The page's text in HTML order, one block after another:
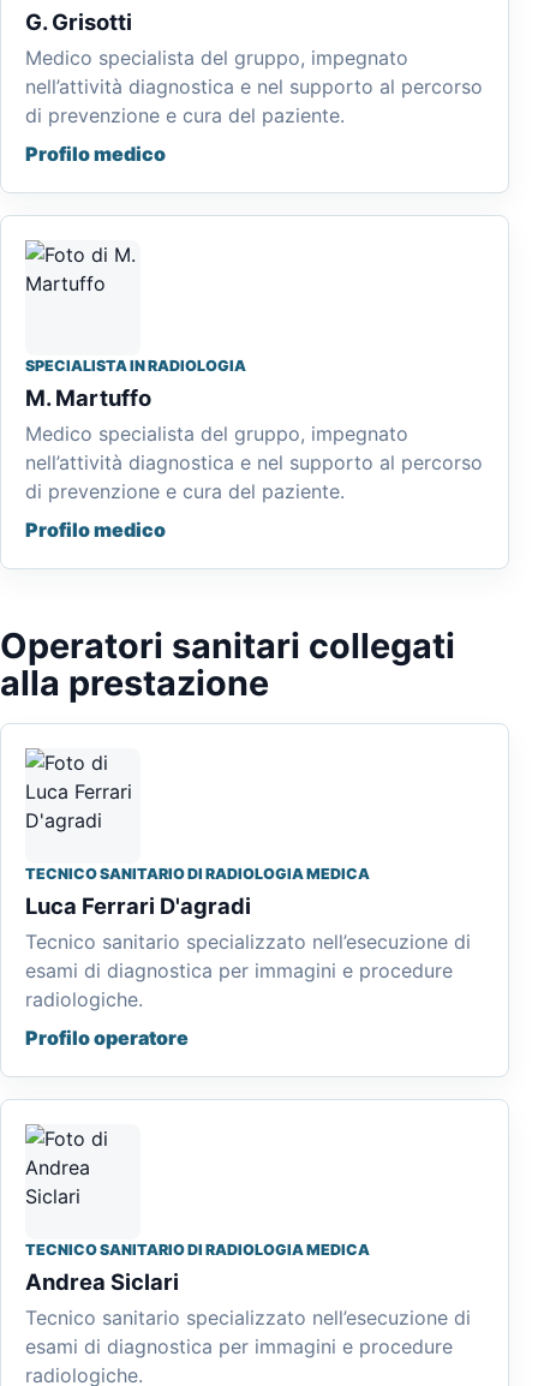
G. Grisotti
Medico specialista del gruppo, impegnato
nell’attività diagnostica e nel supporto al percorso
di prevenzione e cura del paziente.
Profilo medico
SPECIALISTA IN RADIOLOGIA
M. Martuffo
Medico specialista del gruppo, impegnato
nell’attività diagnostica e nel supporto al percorso
di prevenzione e cura del paziente.
Profilo medico
Operatori sanitari collegati
alla prestazione
TECNICO SANITARIO DI RADIOLOGIA MEDICA
Luca Ferrari D'agradi
Tecnico sanitario specializzato nell’esecuzione di
esami di diagnostica per immagini e procedure
radiologiche.
Profilo operatore
TECNICO SANITARIO DI RADIOLOGIA MEDICA
Andrea Siclari
Tecnico sanitario specializzato nell’esecuzione di
esami di diagnostica per immagini e procedure
radiologiche.